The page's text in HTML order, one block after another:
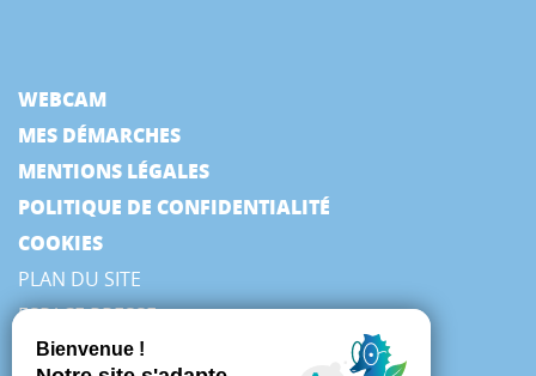
WEBCAM
MES DÉMARCHES
MENTIONS LÉGALES
POLITIQUE DE CONFIDENTIALITÉ
COOKIES
PLAN DU SITE
ESPACE PRESSE